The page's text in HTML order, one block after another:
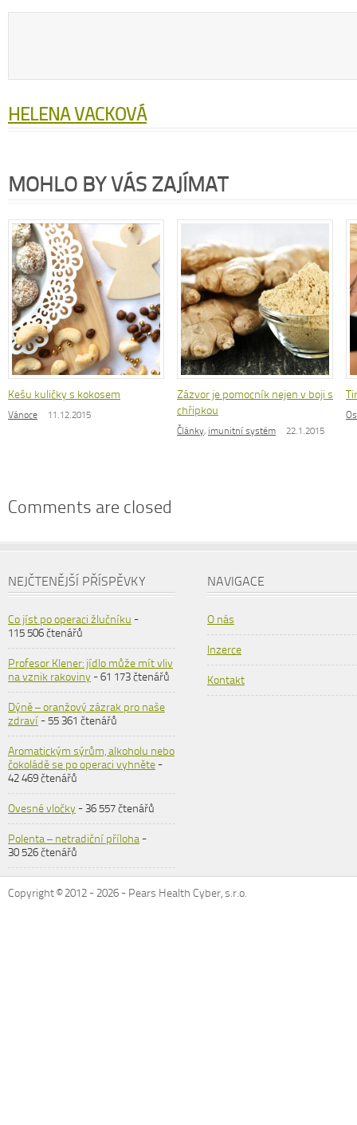
HELENA VACKOVÁ
MOHLO BY VÁS ZAJÍMAT
Kešu kuličky s kokosem
Vánoce 11.12.2015
Zázvor je pomocník nejen v boji s
chřipkou
Články, imunitní systém 22.1.2015
Comments are closed
NEJČTENĚJŠÍ PŘÍSPĚVKY
Co jíst po operaci žlučníku -
115 506 čtenářů
Profesor Klener: jídlo může mít vliv
na vznik rakoviny- 61 173 čtenářů
Dýně – oranžový zázrak pro naše
zdraví- 55 361 čtenářů
Aromatickým sýrům, alkoholu nebo
čokoládě se po operaci vyhněte-
42 469 čtenářů
Ovesné vločky- 36 557 čtenářů
Polenta – netradiční příloha-
30 526 čtenářů
NAVIGACE
O nás
Inzerce
Kontakt
Copyright © 2012 -2026 - Pears Health Cyber, s.r.o.